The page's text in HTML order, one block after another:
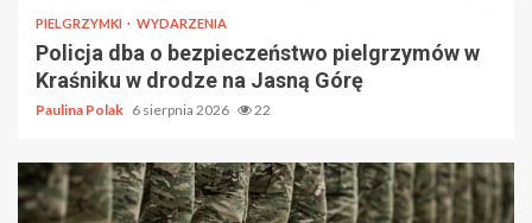
PIELGRZYMKI WYDARZENIA
Policja dba o bezpieczeństwo pielgrzymów w
Kraśniku w drodze na Jasną Górę
Paulina Polak 6 sierpnia 2026 22